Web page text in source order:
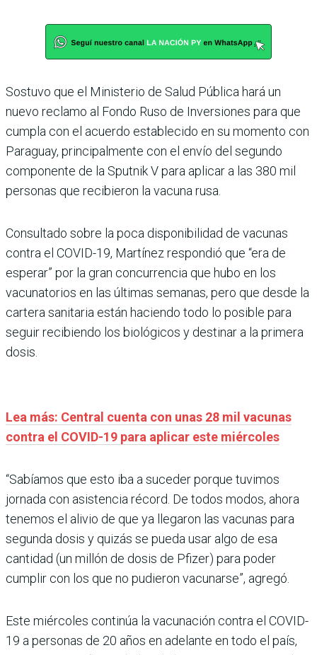
Sostuvo que el Ministerio de Salud Pública hará un
nuevo reclamo al Fondo Ruso de Inversiones para que
cumpla con el acuerdo establecido en su momento con
Paraguay, principalmente con el envío del segundo
componente de la Sputnik V para aplicar a las 380 mil
personas que recibieron la vacuna rusa.
Consultado sobre la poca disponibilidad de vacunas
contra el COVID-19, Martínez respondió que “era de
esperar” por la gran concurrencia que hubo en los
vacunatorios en las últimas semanas, pero que desde la
cartera sanitaria están haciendo todo lo posible para
seguir recibiendo los biológicos y destinar a la primera
dosis.
Lea más: Central cuenta con unas 28 mil vacunas
contra el COVID-19 para aplicar este miércoles
“Sabíamos que esto iba a suceder porque tuvimos
jornada con asistencia récord. De todos modos, ahora
tenemos el alivio de que ya llegaron las vacunas para
segunda dosis y quizás se pueda usar algo de esa
cantidad (un millón de dosis de Pfizer) para poder
cumplir con los que no pudieron vacunarse”, agregó.
Este miércoles continúa la vacunación contra el COVID-
19 a personas de 20 años en adelante en todo el país,